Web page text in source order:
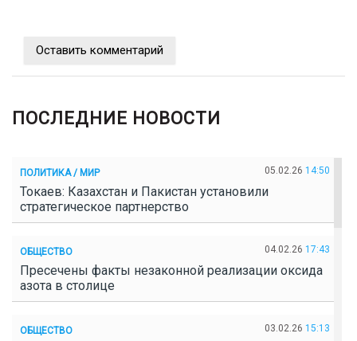
Оставить комментарий
ПОСЛЕДНИЕ НОВОСТИ
ПОЛИТИКА / МИР 05.02.26 14:50
Токаев: Казахстан и Пакистан установили
стратегическое партнерство
ОБЩЕСТВО 04.02.26 17:43
Пресечены факты незаконной реализации оксида
азота в столице
ОБЩЕСТВО 03.02.26 15:13